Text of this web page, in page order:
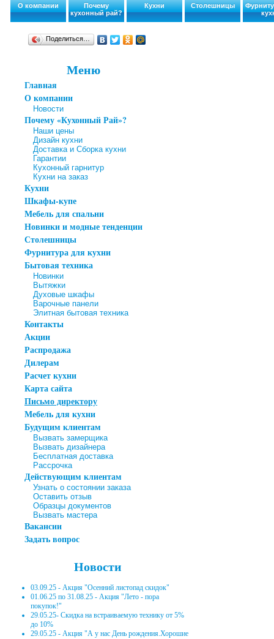
О компании
Почему
кухонный рай?
Кухни Столешницы
Поделиться…
Меню
Главная
О компании
Новости
Почему «Кухонный Рай»?
Наши цены
Дизайн кухни
Доставка и Сборка кухни
Гарантии
Кухонный гарнитур
Кухни на заказ
Кухни
Шкафы-купе
Мебель для спальни
Новинки и модные тенденции
Столешницы
Фурнитура для кухни
Бытовая техника
Новинки
Вытяжки
Духовые шкафы
Варочные панели
Элитная бытовая техника
Контакты
Акции
Распродажа
Дилерам
Расчет кухни
Карта сайта
Письмо директору
Мебель для кухни
Будущим клиентам
Вызвать замерщика
Вызвать дизайнера
Бесплатная доставка
Рассрочка
Действующим клиентам
Узнать о состоянии заказа
Оставить отзыв
Образцы документов
Вызвать мастера
Вакансии
Задать вопрос
Новости
03.09.25 - Акция "Осенний листопад скидок"
01.06.25 по 31.08.25 - Акция "Лето - пора
покупок!"
29.05.25- Скидка на встраиваемую технику от 5%
до 10%
29.05.25 - Акция "А у нас День рождения.Хорошие